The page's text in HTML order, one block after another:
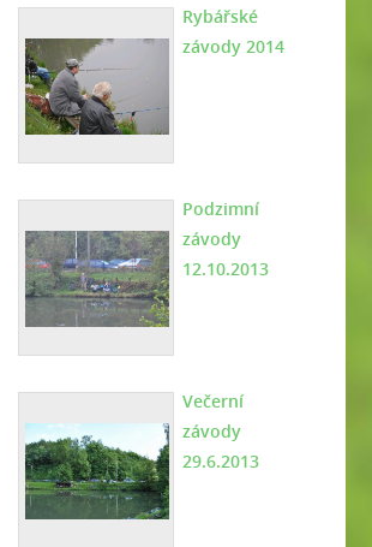
Rybářské
závody 2014
Podzimní
závody
12.10.2013
Večerní
závody
29.6.2013